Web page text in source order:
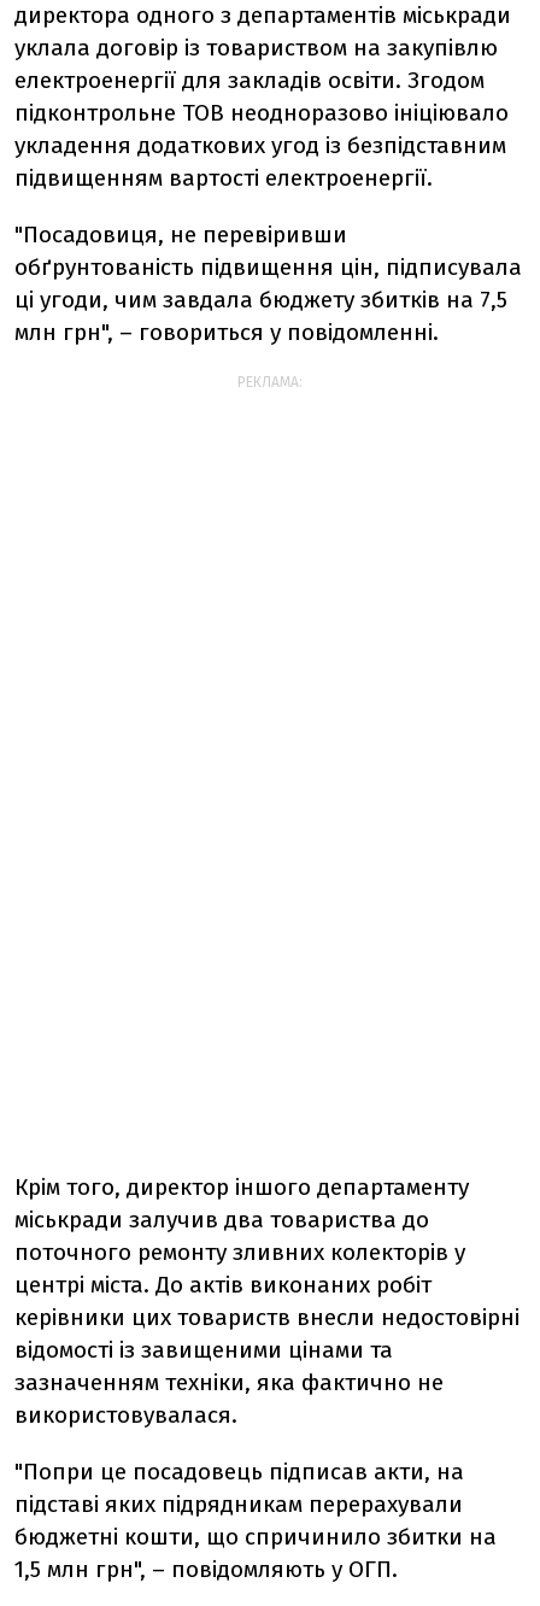
директора одного з департаментів міськради
уклала договір із товариством на закупівлю
електроенергії для закладів освіти. Згодом
підконтрольне ТОВ неодноразово ініціювало
укладення додаткових угод із безпідставним
підвищенням вартості електроенергії.
"Посадовиця, не перевіривши
обґрунтованість підвищення цін, підписувала
ці угоди, чим завдала бюджету збитків на 7,5
млн грн", – говориться у повідомленні.
РЕКЛАМА:
Крім того, директор іншого департаменту
міськради залучив два товариства до
поточного ремонту зливних колекторів у
центрі міста. До актів виконаних робіт
керівники цих товариств внесли недостовірні
відомості із завищеними цінами та
зазначенням техніки, яка фактично не
використовувалася.
"Попри це посадовець підписав акти, на
підставі яких підрядникам перерахували
бюджетні кошти, що спричинило збитки на
1,5 млн грн", – повідомляють у ОГП.